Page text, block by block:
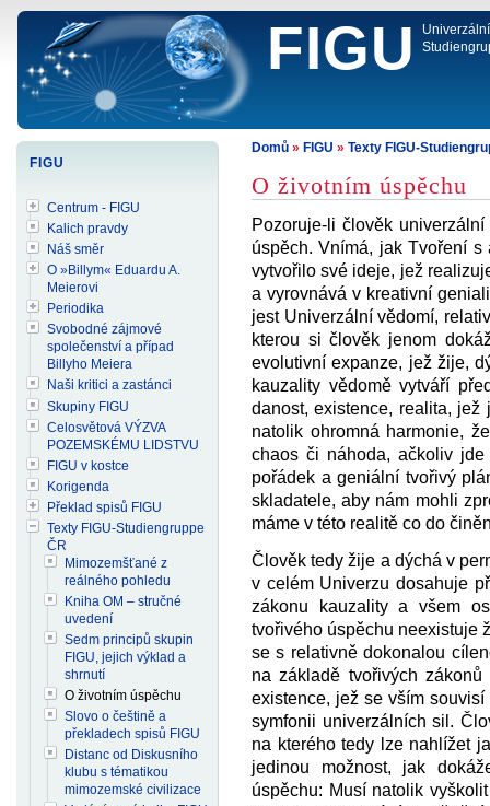
FIGU
Domů » FIGU » Texty FIGU-
O životním úspěchu
Pozoruje-li člověk
úspěch. Vnímá, jak Tvoření
vytvořilo své ideje, jež
a vyrovnává v kreativní
jest Univerzální vědomí,
kterou si člověk jenom
evolutivní expanze, jež žije,
kauzality vědomě vytváří
danost, existence, realita,
natolik ohromná harmonie,
chaos či náhoda, ačkoliv
pořádek a geniální tvořivý
skladatele, aby nám mohli
máme v této realitě co do
Člověk tedy žije a dýchá v
v celém Univerzu dosahuje
zákonu kauzality a všem
tvořivého úspěchu neexistuje
se s relativně dokonalou
na základě tvořivých
existence, jež se vším
symfonii univerzálních sil.
na kterého tedy lze nahlížet
jedinou možnost, jak
úspěchu: Musí natolik
FIGU
Centrum - FIGU
Kalich pravdy
Náš směr
O »Billym« Eduardu A.
Meierovi
Periodika
Svobodné zájmové
společenství a případ
Billyho Meiera
Naši kritici a zastánci
Skupiny FIGU
Celosvětová VÝZVA
POZEMSKÉMU LIDSTVU
FIGU v kostce
Korigenda
Překlad spisů FIGU
Texty FIGU-Studiengruppe
ČR
Mimozemšťané z
reálného pohledu
Kniha OM – stručné
uvedení
Sedm principů skupin
FIGU, jejich výklad a
shrnutí
O životním úspěchu
Slovo o češtině a
překladech spisů FIGU
Distanc od Diskusního
klubu s tématikou
mimozemské civilizace